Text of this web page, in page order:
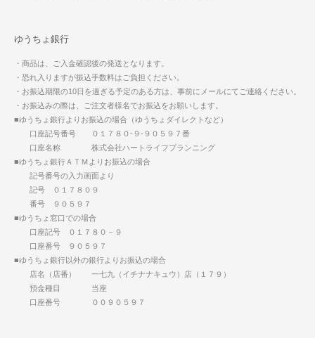
ゆうちょ銀行
・商品は、ご入金確認後の発送となります。
・恐れ入りますが振込手数料はご負担ください。
・お振込期限の10日を過ぎる予定のある方は、事前にメールにてご連絡ください。
・お振込みの際は、ご注文者様名でお振込をお願いします。
■ゆうちょ銀行よりお振込の場合（ゆうちょダイレクトなど）
口座記号番号 ０１７８０-９-９０５９７番
口座名称 株式会社ハートライフプランニング
■ゆうちょ銀行ＡＴＭよりお振込の場合
記号番号の入力画面より
記号 ０１７８０９
番号 ９０５９７
■ゆうちょ窓口での場合
口座記号 ０１７８０－９
口座番号 ９０５９７
■ゆうちょ銀行以外の銀行よりお振込の場合
店名（店番） 一七九（イチナナキュウ）店（１７９）
預金種目 当座
口座番号 ００９０５９７